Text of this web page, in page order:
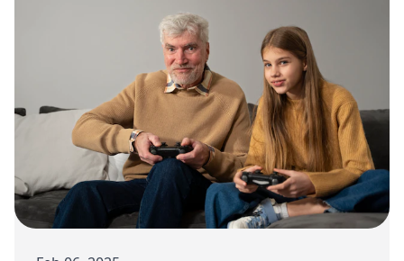
подходящего героя, стратегии на ранней
стадии игры, эффективное распределение
ресурсов, общение и координация с
командой, планирование и выполнение
действий, обзор предметов и их влияния.